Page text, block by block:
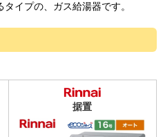
イプの、ガス給湯器です。
据置